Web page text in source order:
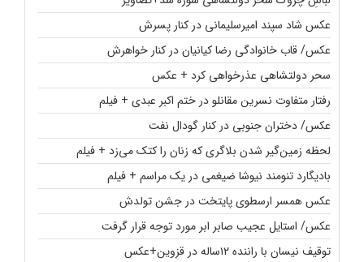
عکس شاد سپند امیرسلیمانی در کنار پسرش
عکس/ قاب خانوادگی رضا کیانیان در کنار خواهرش
سحر دولتشاهی عذرخواهی کرد + عکس
رفتار متفاوت نسرین مقانلو در ختم اکبر عبدی + فیلم
عکس/ دختران جنوبی در کنار گودال نفت
لحظه زمین‌گیر شدن بلاگری که زنان را کتک می‌زد + فیلم
بادیگارد تنومند نیوشا ضیغمی در یک مراسم + فیلم
عکس همسر ارسطوی پایتخت در جشن تولدش
عکس/ استایل عجیب صابر ابر مورد توجه قرار گرفت
توقیف نیسان با راننده ۱۲ساله در قزوین+عکس